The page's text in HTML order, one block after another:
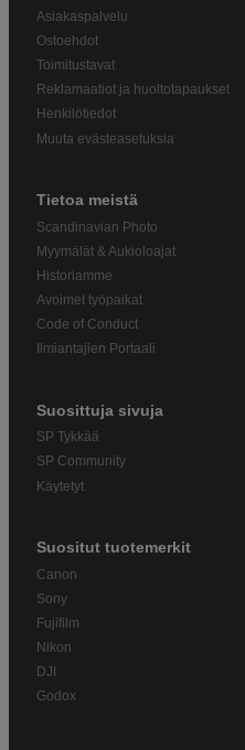
Asiakaspalvelu
Ostoehdot
Toimitustavat
Reklamaatiot ja huoltotapaukset
Henkilötiedot
Muuta evästeasetuksia
Tietoa meistä
Scandinavian Photo
Myymälät & Aukioloajat
Historiamme
Avoimet työpaikat
Code of Conduct
Ilmiantajien Portaali
Suosittuja sivuja
SP Tykkää
SP Community
Käytetyt
Suositut tuotemerkit
Canon
Sony
Fujifilm
Nikon
DJI
Godox